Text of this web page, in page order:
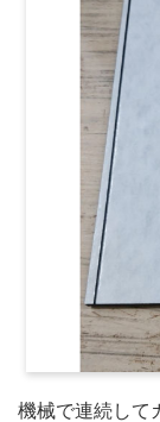
機械で連続して